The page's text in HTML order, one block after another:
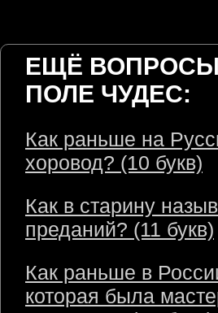
ЕЩЁ
ПОЛЕ ЧУДЕС:
Как раньше на
хоровод? (10 букв)
Как в старину
преданий? (11 букв)
Как раньше в
которая была